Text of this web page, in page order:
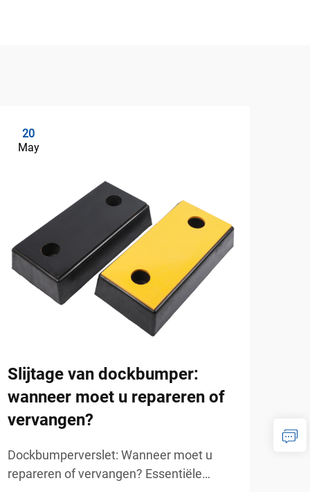
20
May
Slijtage van dockbumper:
wanneer moet u repareren of
vervangen?
Dockbumperverslet: Wanneer moet u
repareren of vervangen? Essentiële